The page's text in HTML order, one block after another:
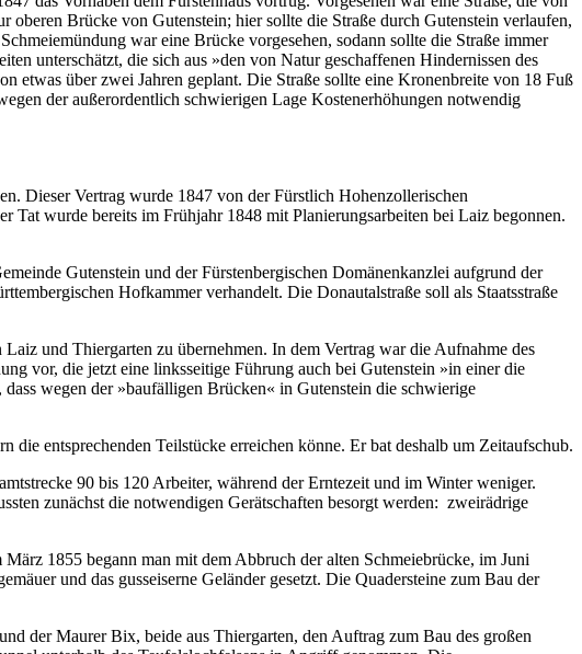
Brücke von Gutenstein; hier sollte die Straße durch Gutenstein verlaufen,
war eine Brücke vorgesehen, sodann sollte die Straße immer
unterschätzt, die sich aus »den von Natur geschaffenen Hindernissen des
etwas über zwei Jahren geplant. Die Straße sollte eine Kronenbreite von 18 Fuß
der außerordentlich schwierigen Lage Kostenerhöhungen notwendig
Dieser Vertrag wurde 1847 von der Fürstlich Hohenzollerischen
Tat wurde bereits im Frühjahr 1848 mit Planierungsarbeiten bei Laiz begonnen.
Gutenstein und der Fürstenbergischen Domänenkanzlei aufgrund der
Hofkammer verhandelt. Die Donautalstraße soll als Staatsstraße
und Thiergarten zu übernehmen. In dem Vertrag war die Aufnahme des
vor, die jetzt eine linksseitige Führung auch bei Gutenstein »in einer die
wegen der »baufälligen Brücken« in Gutenstein die schwierige
die entsprechenden Teilstücke erreichen könne. Er bat deshalb um Zeitaufschub.
90 bis 120 Arbeiter, während der Erntezeit und im Winter weniger.
zunächst die notwendigen Gerätschaften besorgt werden: zweirädrige
1855 begann man mit dem Abbruch der alten Schmeiebrücke, im Juni
und das gusseiserne Geländer gesetzt. Die Quadersteine zum Bau der
der Maurer Bix, beide aus Thiergarten, den Auftrag zum Bau des großen